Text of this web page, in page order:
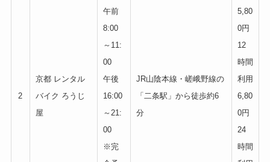
2
京都 レンタル
バイク ろうじ
屋
午前
8:00
～11:
00
午後
16:00
～21:
00
※完
JR山陰本線・嵯峨野線の
「二条駅」から徒歩約6
分
5,80
0円
12
時間
利用
6,80
0円
24
時間